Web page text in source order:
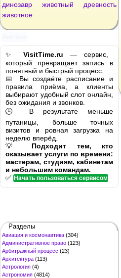
динозавр животный
древность
животное
✨ VisitTime.ru — сервис,
который превращает запись в
понятный и быстрый процесс.
📅 Вы создаёте расписание и
правила приёма, а клиенты
выбирают удобный слот онлайн,
без ожидания и звонков.
🕒 В результате меньше
путаницы, больше точных
визитов и ровная загрузка на
неделю вперёд.
💡 Подходит тем, кто
оказывает услуги по времени:
мастерам, студиям, кабинетам
и небольшим командам.
✅ Начать пользоваться сервисом
Разделы
Авиация и космонавтика (304)
Административное право (123)
Арбитражный процесс (23)
Архитектура (113)
Астрология (4)
Астрономия (4814)